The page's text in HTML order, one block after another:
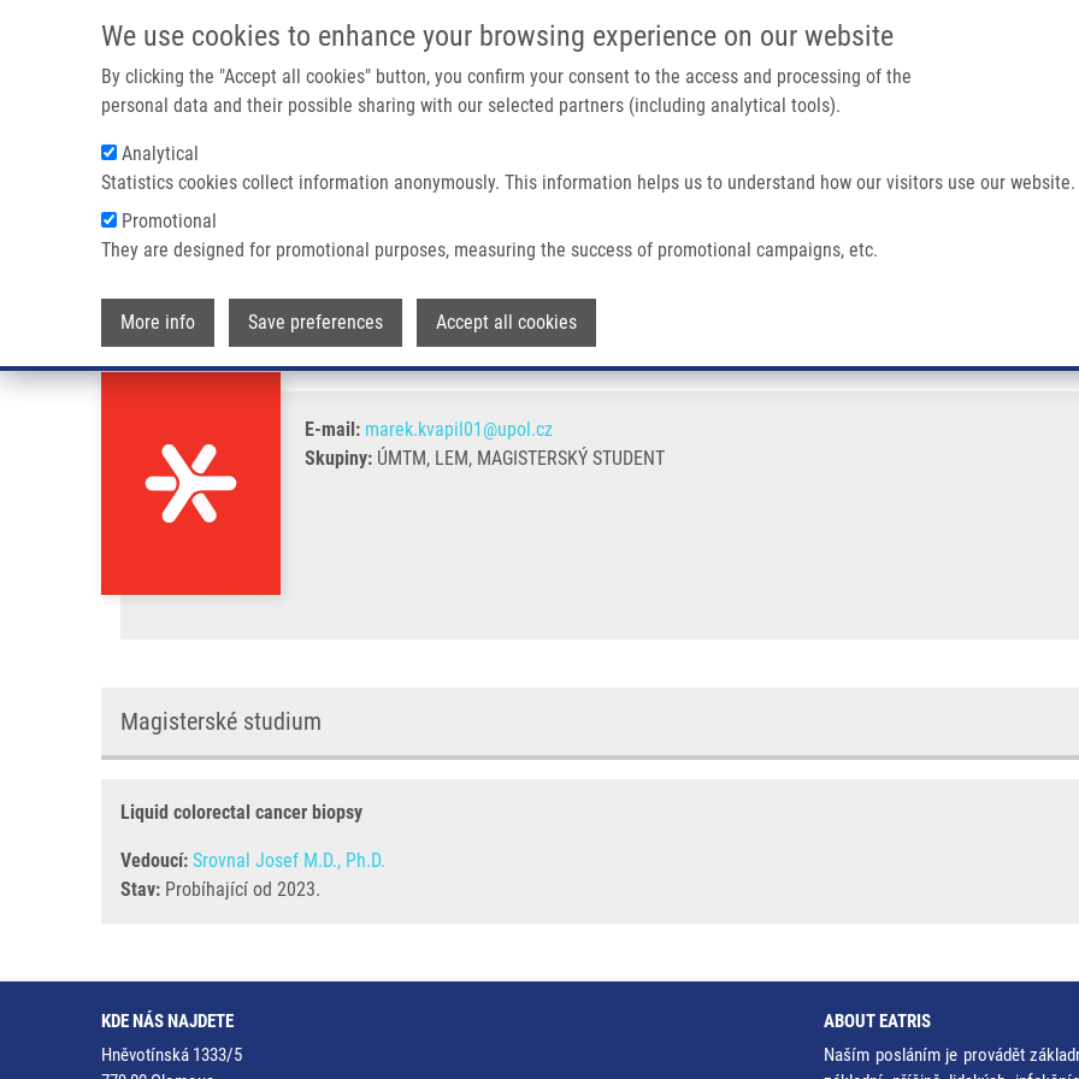
We use cookies to enhance your browsing experience on our website
By clicking the "Accept all cookies" button, you confirm your consent to the access and processing of the
personal data and their possible sharing with our selected partners (including analytical tools).
Analytical
Statistics cookies collect information anonymously. This information helps us to understand how our visitors use our website.
Promotional
They are designed for promotional purposes, measuring the success of promotional campaigns, etc.
More info Save preferences Accept all cookies
IMTM PORTÁL
Main navigation
Drobečková navigace
Domů Kvapil Marek
Kvapil Marek
E-mail: marek.kvapil01@upol.cz
Skupiny: ÚMTM, LEM, MAGISTERSKÝ STUDENT
Magisterské studium
Liquid colorectal cancer biopsy
Vedoucí: Srovnal Josef M.D., Ph.D.
Stav: Probíhající od 2023.
KDE NÁS NAJDETE
Hněvotínská 1333/5
ABOUT EATRIS
Naším posláním je provádět